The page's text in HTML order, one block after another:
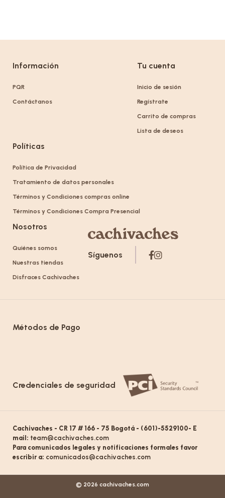
Información
PQR
Contáctanos
Tu cuenta
Inicio de sesión
Regístrate
Carrito de compras
Lista de deseos
Políticas
Política de Privacidad
Tratamiento de datos personales
Términos y Condiciones compras online
Términos y Condiciones Compra Presencial
Nosotros
Quiénes somos
Nuestras tiendas
Disfraces Cachivaches
Síguenos
Métodos de Pago
Credenciales de seguridad
Cachivaches - CR 17 # 166 - 75 Bogotá - (601)-5529100- E
mail: team@cachivaches.com
Para comunicados legales y notificaciones formales favor
escribir a: comunicados@cachivaches.com
© 2026 cachivaches.com